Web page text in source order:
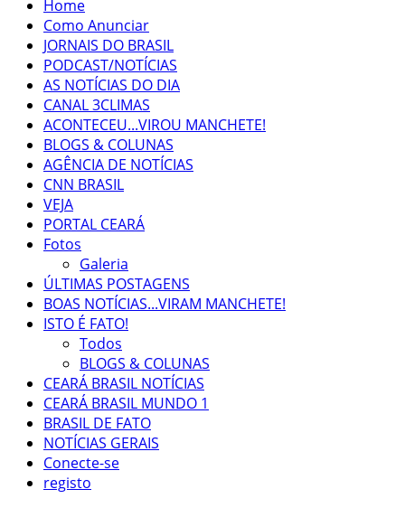
Home
Como Anunciar
JORNAIS DO BRASIL
PODCAST/NOTÍCIAS
AS NOTÍCIAS DO DIA
CANAL 3CLIMAS
ACONTECEU...VIROU MANCHETE!
BLOGS & COLUNAS
AGÊNCIA DE NOTÍCIAS
CNN BRASIL
VEJA
PORTAL CEARÁ
Fotos
Galeria
ÚLTIMAS POSTAGENS
BOAS NOTÍCIAS...VIRAM MANCHETE!
ISTO É FATO!
Todos
BLOGS & COLUNAS
CEARÁ BRASIL NOTÍCIAS
CEARÁ BRASIL MUNDO 1
BRASIL DE FATO
NOTÍCIAS GERAIS
Conecte-se
registo